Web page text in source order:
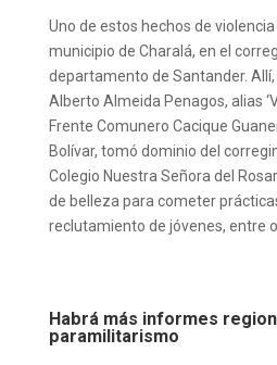
Uno de estos hechos de
municipio de Charalá, en el
departamento de Santander. Allí,
Alberto Almeida Penagos, alias
Frente Comunero Cacique
Bolívar, tomó dominio del
Colegio Nuestra Señora del
de belleza para cometer
reclutamiento de jóvenes, entre
Habrá más informes
paramilitarismo